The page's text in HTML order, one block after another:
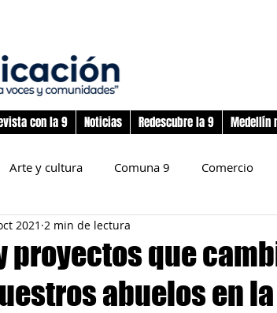
con la 9 Noticias Redescubre la 9 Medellín
Arte y cultura Comuna 9 Comercio
Deporte Flora y fauna
Junta Administradora Local
proyectos que
abuelos en
2021 2 min de lectura